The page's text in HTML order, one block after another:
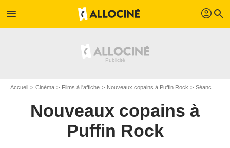
menu profil search
Accueil Cinéma Films à l'affiche Nouveaux copains à Puffin Rock Séances cinéma Nouveaux copains à Puffin Rock
Nouveaux copains à
Puffin Rock